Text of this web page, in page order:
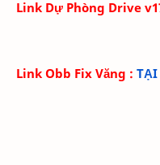
Link Dự Phòng Drive
Link Obb Fix Văng : TẠI